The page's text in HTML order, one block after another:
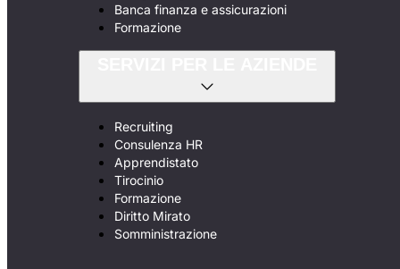
Banca finanza e assicurazioni
Formazione
Recruiting
Consulenza HR
Apprendistato
Tirocinio
Formazione
Diritto Mirato
Somministrazione